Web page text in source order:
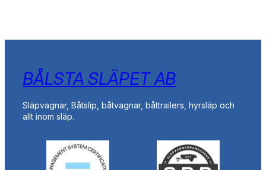
BÅLSTA SLÄPET AB
Släpvagnar, Båtslip, båtvagnar, båttrailers, hyrsläp och
allt inom släp.